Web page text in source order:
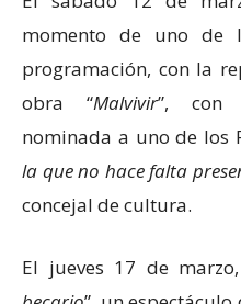
momento de uno de
programación, con la
obra “Malvivir”, con
nominada a uno de los
la que no hace falta
concejal de cultura.
El jueves 17 de